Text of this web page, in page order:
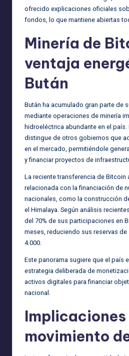
ofrecido explicaciones oficiales
fondos, lo que mantiene abiertas
Minería de
ventaja
Bután
Bután ha acumulado gran parte de
mediante operaciones de minería
hidroeléctrica abundante en el país.
distingue de otros gobiernos que
en el mercado, permitiéndole
y financiar proyectos de
La reciente transferencia de Bitcoin
relacionada con la financiación de
nacionales, como la construcción
el Himalaya. Según análisis
del 70% de sus participaciones en
meses, reduciendo sus reservas de
4.000.
Este panorama sugiere que el país
estrategia deliberada de
activos digitales para financiar
nacional.
Implicaciones
movimiento